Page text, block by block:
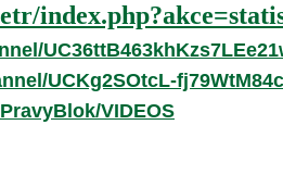
UCKg2SOtcL-
VIDEOS